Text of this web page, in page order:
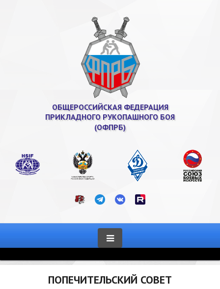
ОБЩЕРОССИЙСКАЯ ФЕДЕРАЦИЯ
ПРИКЛАДНОГО РУКОПАШНОГО БОЯ
(ОФПРБ)
ПОПЕЧИТЕЛЬСКИЙ СОВЕТ